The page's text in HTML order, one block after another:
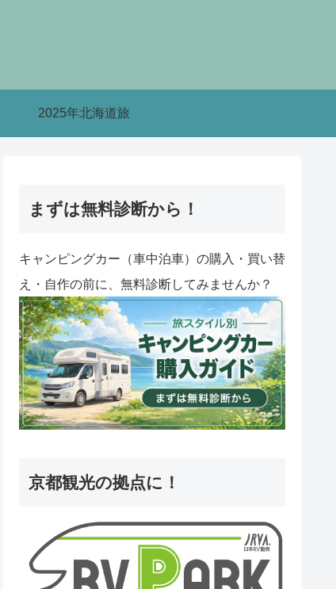
2025年北海道旅
まずは無料診断から！
キャンピングカー（車中泊車）の購入・買い替
え・自作の前に、無料診断してみませんか？
京都観光の拠点に！